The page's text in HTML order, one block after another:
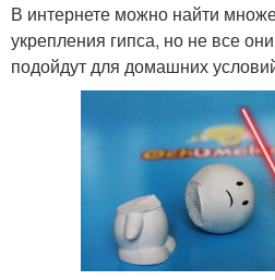
В интернете можно найти
укрепления гипса, но не все
подойдут для домашних